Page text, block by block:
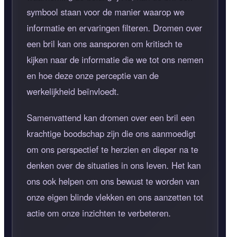
symbool staan voor de manier waarop we
informatie en ervaringen filteren. Dromen over
een bril kan ons aansporen om kritisch te
kijken naar de informatie die we tot ons nemen
en hoe deze onze perceptie van de
werkelijkheid beïnvloedt.
Samenvattend kan dromen over een bril een
krachtige boodschap zijn die ons aanmoedigt
om ons perspectief te herzien en dieper na te
denken over de situaties in ons leven. Het kan
ons ook helpen om ons bewust te worden van
onze eigen blinde vlekken en ons aanzetten tot
actie om onze inzichten te verbeteren.